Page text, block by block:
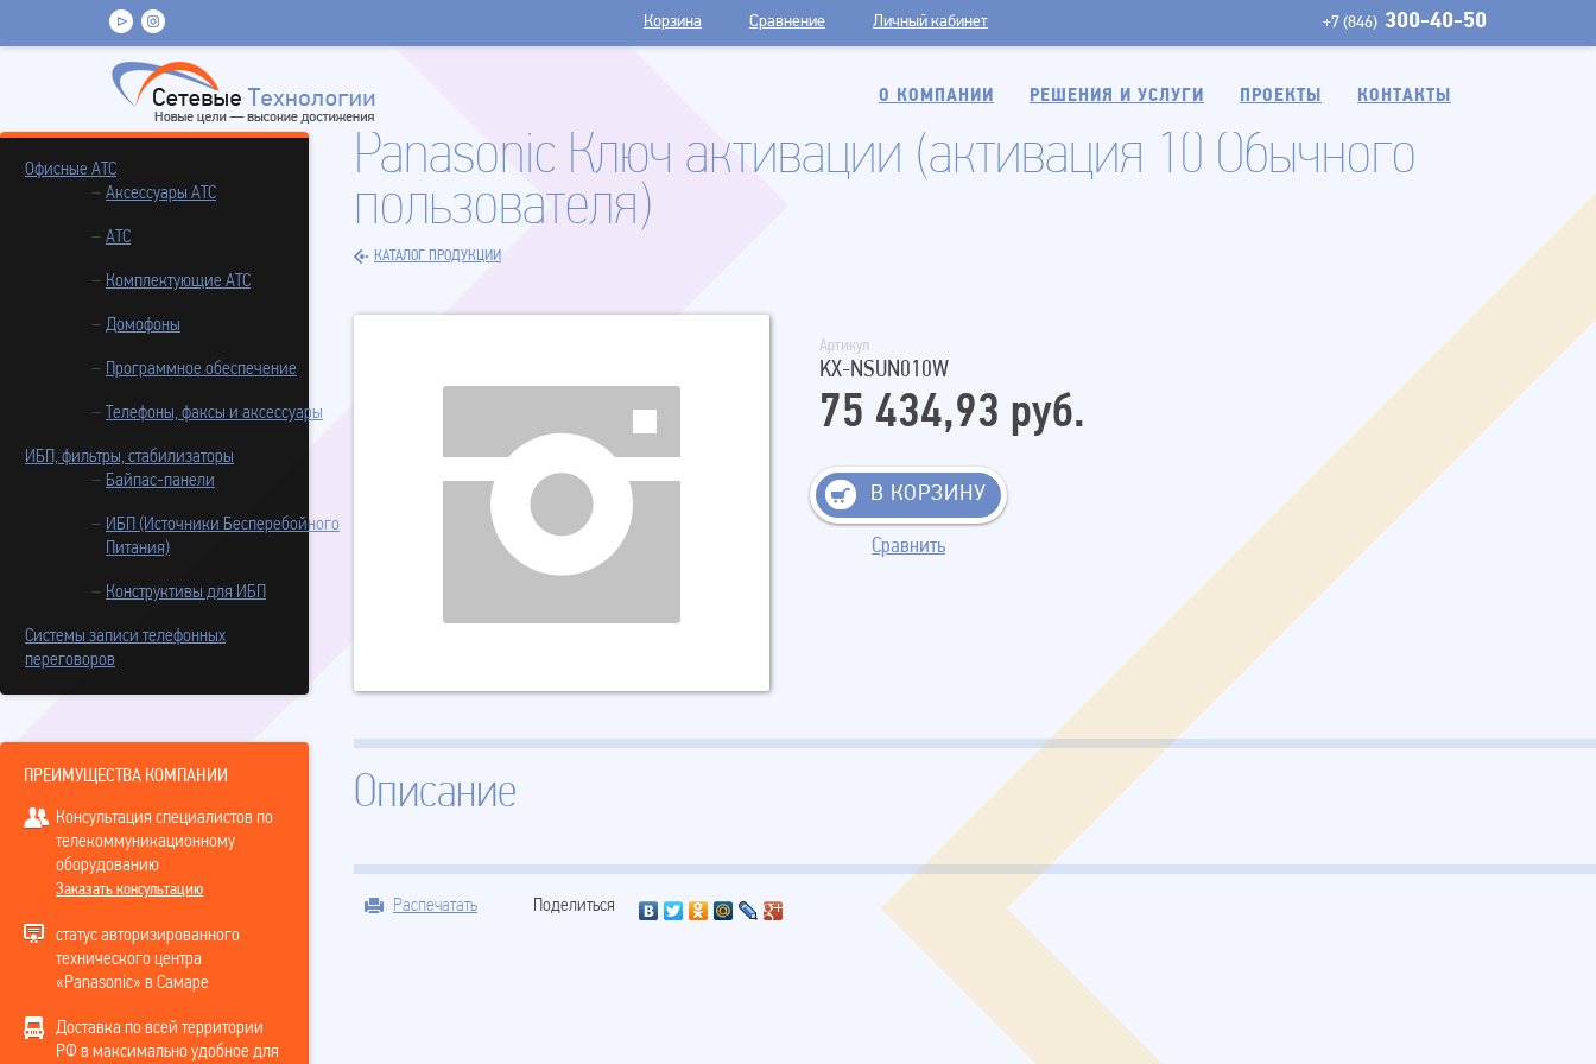
+7 (846) 300-40-50
Корзина Сравнение Личный кабинет
О КОМПАНИИ РЕШЕНИЯ И УСЛУГИ ПРОЕКТЫ КОНТАКТЫ
Офисные АТС
Аксессуары АТС
АТС
Комплектующие АТС
Домофоны
Программное обеспечение
Телефоны, факсы и аксессуары
ИБП, фильтры, стабилизаторы
Байпас-панели
ИБП (Источники Бесперебойного
Питания)
Конструктивы для ИБП
Системы записи телефонных
переговоров
ПРЕИМУЩЕСТВА КОМПАНИИ
Консультация специалистов по
телекоммуникационному
оборудованию
Заказать консультацию
статус авторизированного
технического центра
«Panasonic» в Самаре
Доставка по всей территории
РФ в максимально удобное для
Panasonic Ключ активации (активация 10 Обычного
пользователя)
КАТАЛОГ ПРОДУКЦИИ
Артикул
KX-NSUN010W
75 434,93 руб.
В КОРЗИНУ
Сравнить
Описание
Распечатать Поделиться